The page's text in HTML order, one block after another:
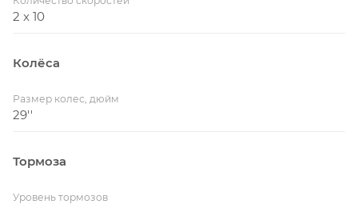
2 x 10
Колёса
Размер колес, дюйм
29''
Тормоза
Уровень тормозов